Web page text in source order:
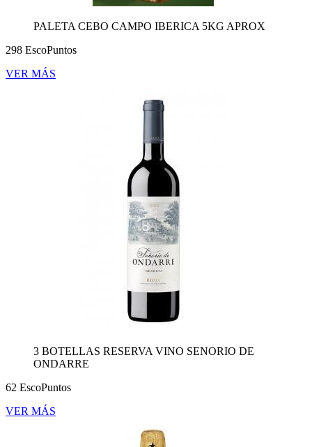
PALETA CEBO CAMPO IBERICA 5KG APROX
298 EscoPuntos
VER MÁS
3 BOTELLAS RESERVA VINO SENORIO DE
ONDARRE
62 EscoPuntos
VER MÁS